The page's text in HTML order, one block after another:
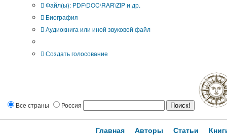
Файл(ы): PDF\DOC\RAR\ZIP и др.
Биография
Аудиокнига или иной звуковой файл
Создать голосование
Все страны Россия
Главная Авторы Статьи